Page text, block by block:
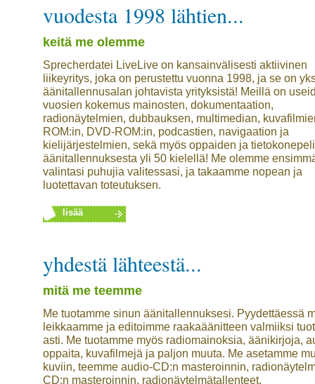
vuodesta 1998 lähtien...
keitä me olemme
Sprecherdatei LiveLive on kansainvälisesti aktiivinen
liikeyritys, joka on perustettu vuonna 1998, ja se on
äänitallennusalan johtavista yrityksistä! Meillä on
vuosien kokemus mainosten, dokumentaation,
radionäytelmien, dubbauksen, multimedian,
ROM:in, DVD-ROM:in, podcastien, navigaation ja
kielijärjestelmien, sekä myös oppaiden ja
äänitallennuksesta yli 50 kielellä! Me olemme
valintasi puhujia valitessasi, ja takaamme nopean ja
luotettavan toteutuksen.
lisää
yhdestä lähteestä...
mitä me teemme
Me tuotamme sinun äänitallennuksesi. Pyydettäessä
leikkaamme ja editoimme raakaäänitteen valmiiksi
asti. Me tuotamme myös radiomainoksia, äänikirjoja,
oppaita, kuvafilmejä ja paljon muuta. Me asetamme
kuviin, teemme audio-CD:n masteroinnin,
CD:n masteroinnin, radionäytelmätallenteet,